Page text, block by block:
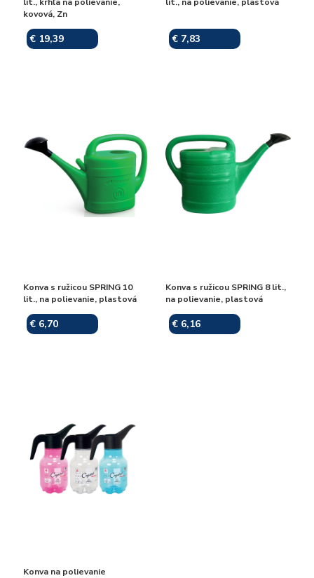
lit., krhľa na polievanie,
kovová, Zn
€ 19,39
lit., na polievanie, plastová
€ 7,83
Konva s ružicou SPRING 10
lit., na polievanie, plastová
€ 6,70
Konva s ružicou SPRING 8 lit.,
na polievanie, plastová
€ 6,16
Konva na polievanie